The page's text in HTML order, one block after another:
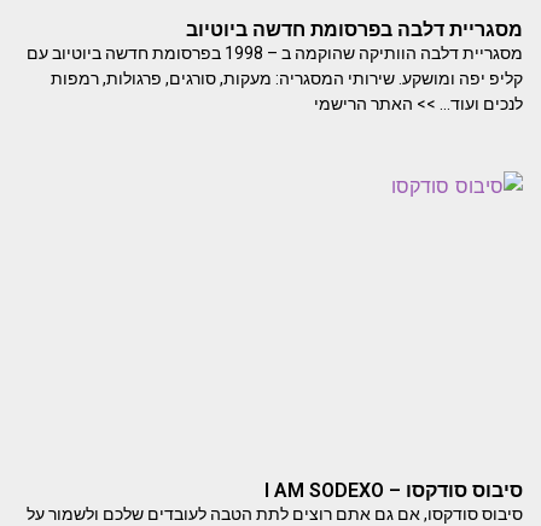
מסגריית דלבה בפרסומת חדשה ביוטיוב
מסגריית דלבה הוותיקה שהוקמה ב – 1998 בפרסומת חדשה ביוטיוב עם
קליפ יפה ומושקע. שירותי המסגריה: מעקות, סורגים, פרגולות, רמפות
לנכים ועוד… >> האתר הרישמי
סיבוס סודקסו – I AM SODEXO
סיבוס סודקסו, אם גם אתם רוצים לתת הטבה לעובדים שלכם ולשמור על